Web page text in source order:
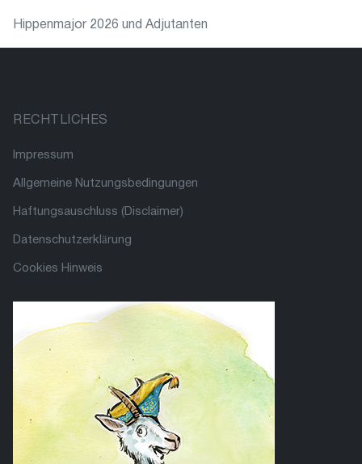
Hippenmajor 2026 und Adjutanten
RECHTLICHES
Impressum
Allgemeine Nutzungsbedingungen
Haftungsauschluss (Disclaimer)
Datenschutzerklärung
Cookies Hinweis